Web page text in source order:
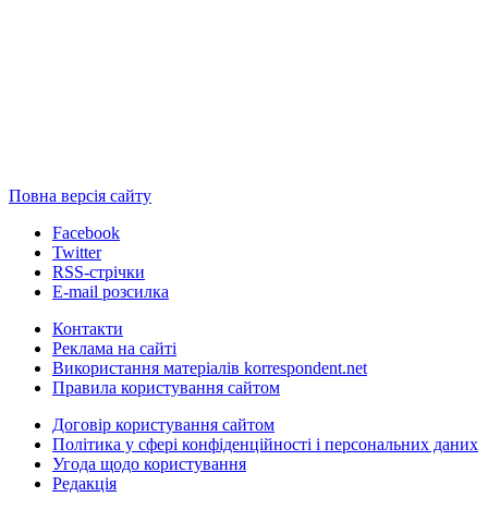
Повна версія сайту
Facebook
Twitter
RSS-стрічки
E-mail розсилка
Контакти
Реклама на сайті
Використання матеріалів korrespondent.net
Правила користування сайтом
Договір користування сайтом
Політика у сфері конфіденційності і персональних даних
Угода щодо користування
Редакція